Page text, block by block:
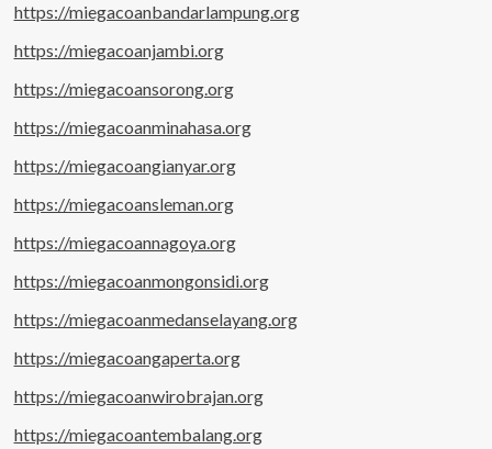
https://miegacoanbandarlampung.org
https://miegacoanjambi.org
https://miegacoansorong.org
https://miegacoanminahasa.org
https://miegacoangianyar.org
https://miegacoansleman.org
https://miegacoannagoya.org
https://miegacoanmongonsidi.org
https://miegacoanmedanselayang.org
https://miegacoangaperta.org
https://miegacoanwirobrajan.org
https://miegacoantembalang.org